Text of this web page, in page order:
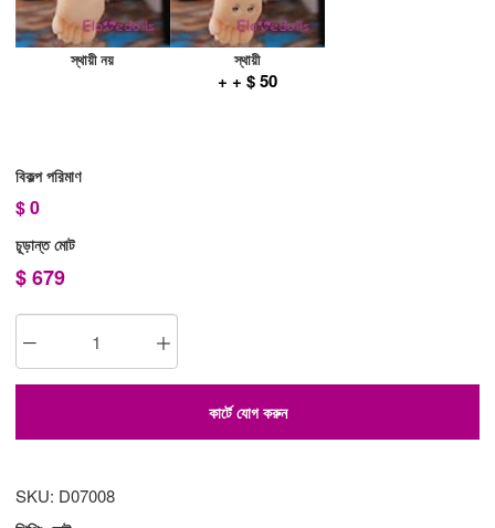
স্থায়ী নয় স্থায়ী
+ + $ 50
বিকল্প পরিমাণ
$0
চূড়ান্ত মোট
$679
কার্টে যোগ করুন
SKU: D07008